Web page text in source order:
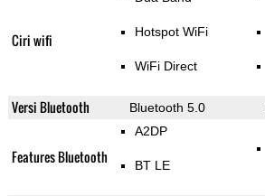
Ciri wifi Hotspot WiFi
WiFi Direct
Versi Bluetooth Bluetooth 5.0
Features Bluetooth
A2DP
BT LE